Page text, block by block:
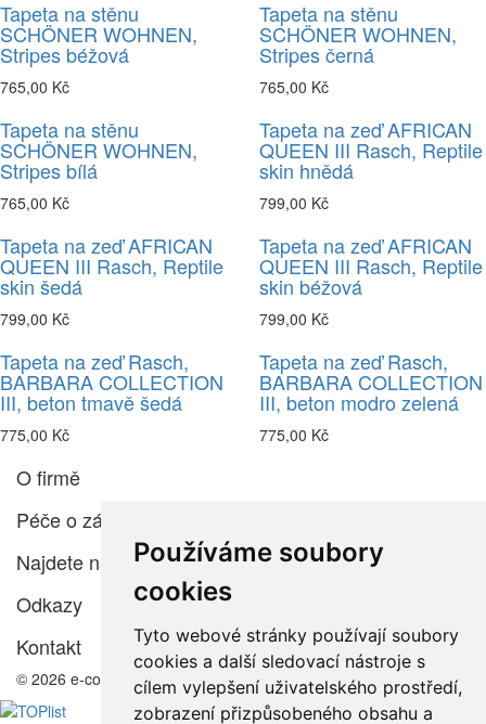
Používáme soubory
cookies
Tyto webové stránky používají soubory
cookies a další sledovací nástroje s
cílem vylepšení uživatelského prostředí,
zobrazení přizpůsobeného obsahu a
Tapeta na stěnu
SCHÖNER WOHNEN,
Stripes béžová
765,00 Kč
Tapeta na stěnu
SCHÖNER WOHNEN,
Stripes černá
765,00 Kč
Tapeta na stěnu
SCHÖNER WOHNEN,
Stripes bílá
765,00 Kč
Tapeta na zeď AFRICAN
QUEEN III Rasch, Reptile
skin hnědá
799,00 Kč
Tapeta na zeď AFRICAN
QUEEN III Rasch, Reptile
skin šedá
799,00 Kč
Tapeta na zeď AFRICAN
QUEEN III Rasch, Reptile
skin béžová
799,00 Kč
Tapeta na zeď Rasch,
BARBARA COLLECTION
III, beton tmavě šedá
775,00 Kč
Tapeta na zeď Rasch,
BARBARA COLLECTION
III, beton modro zelená
775,00 Kč
O firmě
Péče o zákazníka
Najdete nás
Odkazy
Kontakt
© 2026 e-color.cz